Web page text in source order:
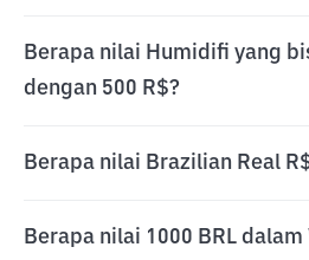
Berapa nilai Humidifi yang
dengan 500 R$?
Berapa nilai Brazilian Real
Berapa nilai 1000 BRL dalam